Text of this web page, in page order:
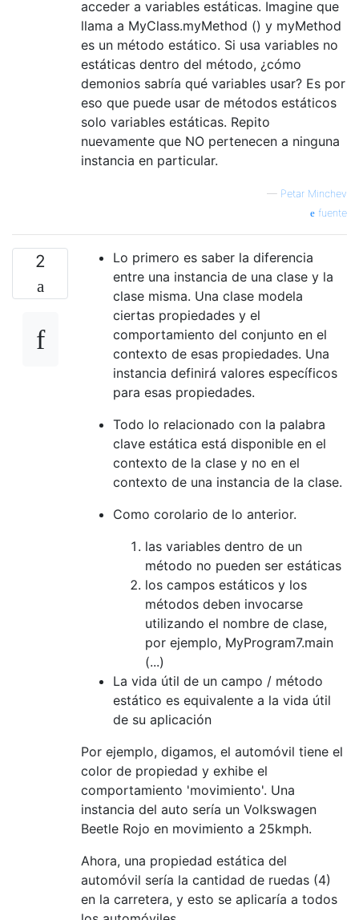
acceder a variables estáticas. Imagine que
llama a MyClass.myMethod () y myMethod
es un método estático. Si usa variables no
estáticas dentro del método, ¿cómo
demonios sabría qué variables usar? Es por
eso que puede usar de métodos estáticos
solo variables estáticas. Repito
nuevamente que NO pertenecen a ninguna
instancia en particular.
— Petar Minchev
fuente
2
Lo primero es saber la diferencia
entre una instancia de una clase y la
clase misma. Una clase modela
ciertas propiedades y el
comportamiento del conjunto en el
contexto de esas propiedades. Una
instancia definirá valores específicos
para esas propiedades.
Todo lo relacionado con la palabra
clave estática está disponible en el
contexto de la clase y no en el
contexto de una instancia de la clase.
Como corolario de lo anterior.
las variables dentro de un
método no pueden ser estáticas
los campos estáticos y los
métodos deben invocarse
utilizando el nombre de clase,
por ejemplo, MyProgram7.main
(...)
La vida útil de un campo / método
estático es equivalente a la vida útil
de su aplicación
Por ejemplo, digamos, el automóvil tiene el
color de propiedad y exhibe el
comportamiento 'movimiento'. Una
instancia del auto sería un Volkswagen
Beetle Rojo en movimiento a 25kmph.
Ahora, una propiedad estática del
automóvil sería la cantidad de ruedas (4)
en la carretera, y esto se aplicaría a todos